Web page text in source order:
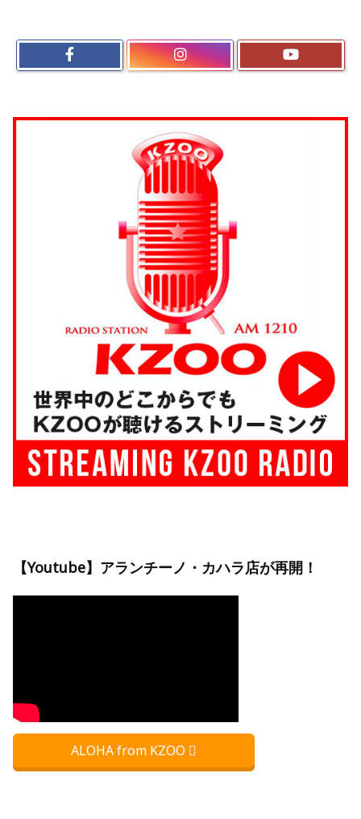
【Youtube】アランチーノ・カハラ店が再開！
ALOHA from KZOO